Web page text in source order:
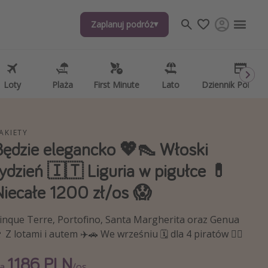
Zaplanuj podróż
Loty Plaża First Minute Lato Dziennik
ciekawostki, porady podróżnicze
aplikacje podróżnicze
elegancko 💖👠 Włoski
🇮🇹 Liguria w pigułce 💊
1200 zł/os 😱
Terre, Portofino, Santa Margherita oraz Genua
Z lotami i autem ✈️🚗 We wrześniu 🗓️ dla 4 piratów 🏴‍☠️